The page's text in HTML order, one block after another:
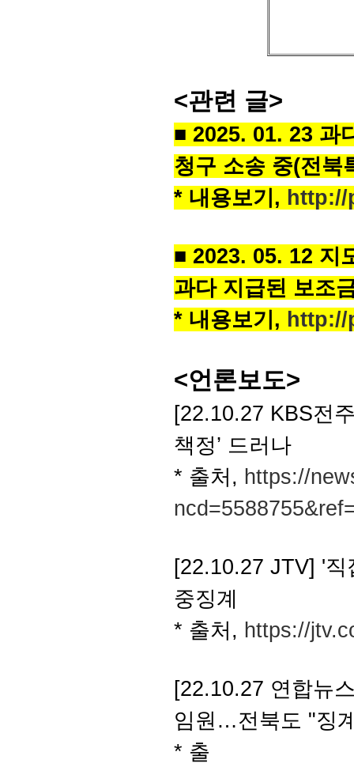
<관련 글>
■ 2025. 01. 23 과
청구 소송 중(전북
* 내용보기, http://
■ 2023. 05. 12 지
과다 지급된 보조
* 내용보기, http://
<언론보도>
[22.10.27 KBS전
책정’ 드러나
* 출처, https://
[22.10.27 JTV] '
중징계
* 출처, https://
[22.10.27 연합뉴
임원…전북도 "징
* 출